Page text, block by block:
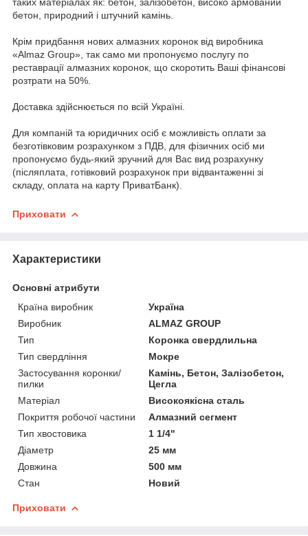
бетон, природний і штучний камінь.
Крім придбання нових алмазних коронок від виробника
«Almaz Group», так само ми пропонуємо послугу по
реставрації алмазних коронок, що скоротить Ваші фінансові
розтрати на 50%.
Доставка здійснюється по всій Україні.
Для компаній та юридичних осіб є можливість оплати за
безготівковим розрахунком з ПДВ, для фізичних осіб ми
пропонуємо будь-який зручний для Вас вид розрахунку
(післяплата, готівковий розрахунок при відвантаженні зі
складу, оплата на карту ПриватБанк).
Приховати
Характеристики
Основні атрибути
Країна виробник
Україна
Виробник
ALMAZ GROUP
Тип
Коронка свердлильна
Тип свердління
Мокре
Застосування коронки/
пилки
Камінь, Бетон, Залізобетон,
Цегла
Матеріал
Високоякісна сталь
Покриття робочої частини
Алмазний сегмент
Тип хвостовика
1 1/4"
Діаметр
25 мм
Довжина
500 мм
Стан
Новий
Приховати